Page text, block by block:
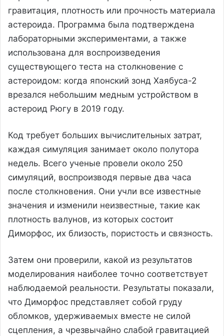
гравитация, плотность или прочность материала
астероида. Программа была подтверждена
лабораторными экспериментами, а также
использована для воспроизведения
существующего теста на столкновение с
астероидом: когда японский зонд Хаябуса-2
врезался небольшим медным устройством в
астероид Рюгу в 2019 году.
Код требует больших вычислительных затрат,
каждая симуляция занимает около полутора
недель. Всего ученые провели около 250
симуляций, воспроизводя первые два часа
после столкновения. Они учли все известные
значения и изменили неизвестные, такие как
плотность валунов, из которых состоит
Диморфос, их близость, пористость и связность.
Затем они проверили, какой из результатов
моделирования наиболее точно соответствует
наблюдаемой реальности. Результаты показали,
что Диморфос представляет собой груду
обломков, удерживаемых вместе не силой
сцепления, а чрезвычайно слабой гравитацией